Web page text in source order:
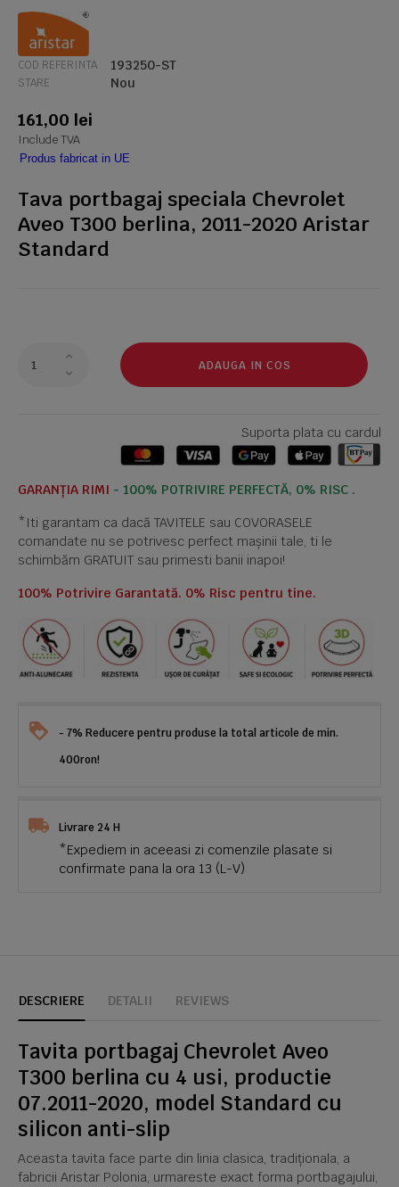
COD REFERINTA 193250-ST
STARE Nou
161,00 lei
Include TVA
Produs fabricat in UE
Tava portbagaj speciala Chevrolet
Aveo T300 berlina, 2011-2020 Aristar
Standard
ADAUGA IN COS
Suporta plata cu cardul
GARANȚIA RIMI - 100% POTRIVIRE PERFECTĂ, 0% RISC .
*Iti garantam ca dacă TAVITELE sau COVORASELE
comandate nu se potrivesc perfect mașinii tale, ti le
schimbăm GRATUIT sau primesti banii inapoi!
100% Potrivire Garantată. 0% Risc pentru tine.
- 7% Reducere pentru produse la total articole de min.
400ron!
Livrare 24 H
*Expediem in aceeasi zi comenzile plasate si
confirmate pana la ora 13 (L-V)
DESCRIERE DETALII REVIEWS
Tavita portbagaj Chevrolet Aveo
T300 berlina cu 4 usi, productie
07.2011-2020, model Standard cu
silicon anti-slip
Aceasta tavita face parte din linia clasica, tradiționala, a
fabricii Aristar Polonia, urmareste exact forma portbagajului,